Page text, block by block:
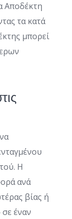
Αποδέκτη
τα κατά
μπορεί
Η
ανά
βίας ή
έναν